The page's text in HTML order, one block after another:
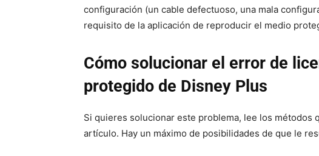
configuración (un cable defectuoso, una mala
requisito de la aplicación de reproducir el medio
Cómo solucionar el error de
protegido de Disney Plus
Si quieres solucionar este problema, lee los métodos
artículo. Hay un máximo de posibilidades de que le